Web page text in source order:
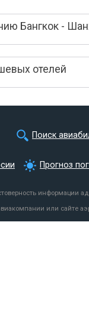
Бангкок -
отелей
Поиск
Прогноз
информации
или сайте